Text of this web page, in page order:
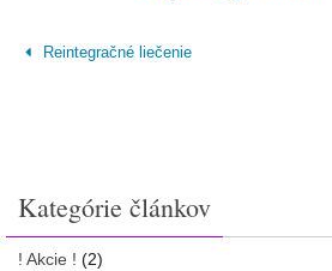
Reintegračné liečenie
Kategórie článkov
! Akcie ! (2)